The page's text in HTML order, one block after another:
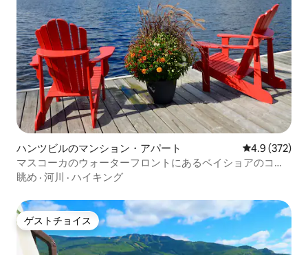
ハンツビルのマンション・アパート レビュー372
4.9 (372)
マスコーカのウォーターフロントにあるベイショアのコテ
ージ
眺め · 河川 · ハイキング
ゲストチョイス
ゲストチョイス